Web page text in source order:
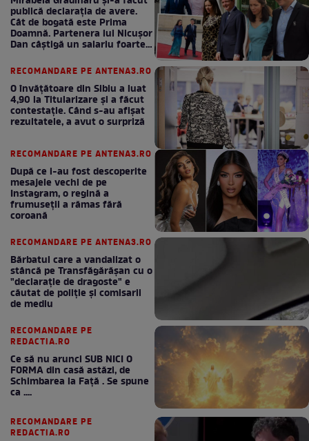
publică declarația de avere.
Cât de bogată este Prima
Doamnă. Partenera lui Nicușor
Dan câștigă un salariu foarte
RECOMANDARE PE ANTENA3.RO
O învățătoare din Sibiu a luat
4,90 la Titularizare și a făcut
contestație. Când s-au afișat
rezultatele, a avut o surpriză
RECOMANDARE PE ANTENA3.RO
După ce i-au fost descoperite
mesajele vechi de pe
Instagram, o regină a
frumuseții a rămas fără
coroană
RECOMANDARE PE ANTENA3.RO
Bărbatul care a vandalizat o
stâncă pe Transfăgărășan cu o
"declaraţie de dragoste" e
căutat de poliție și comisarii
de mediu
RECOMANDARE PE
REDACTIA.RO
Ce să nu arunci SUB NICI O
FORMA din casă astăzi, de
Schimbarea la Față . Se spune
ca ....
RECOMANDARE PE
REDACTIA.RO